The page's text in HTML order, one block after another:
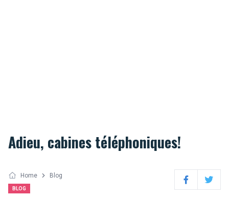
Adieu, cabines téléphoniques!
Home Blog
BLOG FacebookTwitter